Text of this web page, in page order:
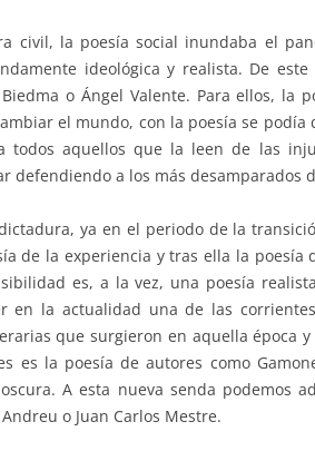
civil, la poesía social inundaba el
ideológica y realista. De
o Ángel Valente. Para ellos, la
el mundo, con la poesía se
todos aquellos que la leen de las
defendiendo a los más desamparados
ya en el periodo de la
de la experiencia y tras ella la poesía
es, a la vez, una poesía
en la actualidad una de las
que surgieron en aquella época
es la poesía de autores como
A esta nueva senda podemos
o Juan Carlos Mestre.